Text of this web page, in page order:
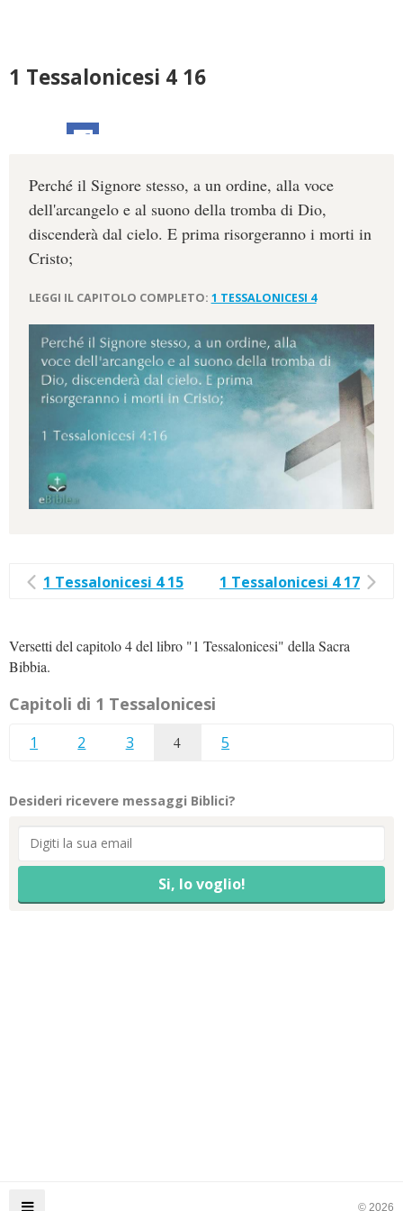
1 Tessalonicesi 4 16
Perché il Signore stesso, a un ordine, alla voce
dell'arcangelo e al suono della tromba di Dio,
discenderà dal cielo. E prima risorgeranno i morti in
Cristo;
LEGGI IL CAPITOLO COMPLETO: 1 TESSALONICESI 4
1 Tessalonicesi 4 15 1 Tessalonicesi 4 17
Versetti del capitolo 4 del libro "1 Tessalonicesi" della Sacra
Bibbia.
Capitoli di 1 Tessalonicesi
1 2 3 4 5
Desideri ricevere messaggi Biblici?
© 2026